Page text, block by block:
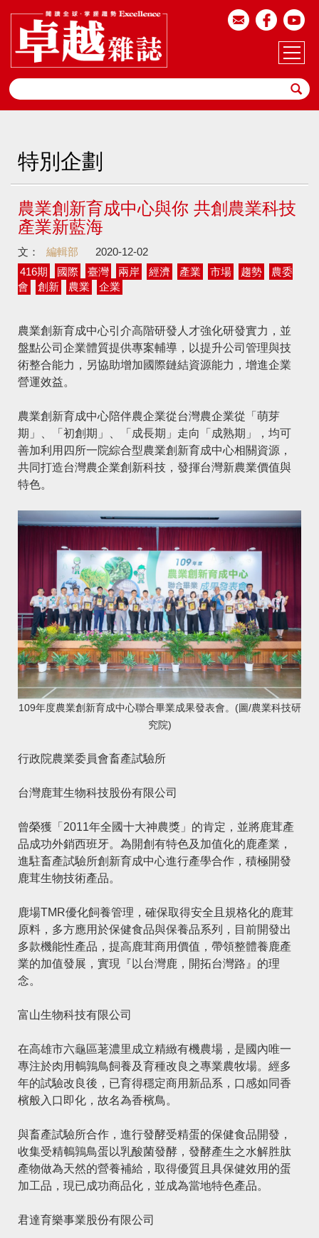
特別企劃
農業創新育成中心與你 共創農業科技
產業新藍海
文： 編輯部
2020-12-02
416期
國際 臺灣 兩岸 經濟 產業 市場 趨勢
農委
會
創新 農業 企業
農業創新育成中心引介高階研發人才強化研發實力，並
盤點公司企業體質提供專案輔導，以提升公司管理與技
術整合能力，另協助增加國際鏈結資源能力，增進企業
營運效益。
農業創新育成中心陪伴農企業從台灣農企業從「萌芽
期」、「初創期」、「成長期」走向「成熟期」，均可
善加利用四所一院綜合型農業創新育成中心相關資源，
共同打造台灣農企業創新科技，發揮台灣新農業價值與
特色。
109年度農業創新育成中心聯合畢業成果發表會。(圖/農業科技研
究院)
行政院農業委員會畜產試驗所
台灣鹿茸生物科技股份有限公司
曾榮獲「2011年全國十大神農獎」的肯定，並將鹿茸產
品成功外銷西班牙。為開創有特色及加值化的鹿產業，
進駐畜產試驗所創新育成中心進行產學合作，積極開發
鹿茸生物技術產品。
鹿場TMR優化飼養管理，確保取得安全且規格化的鹿茸
原料，多方應用於保健食品與保養品系列，目前開發出
多款機能性產品，提高鹿茸商用價值，帶領整體養鹿產
業的加值發展，實現『以台灣鹿，開拓台灣路』的理
念。
富山生物科技有限公司
在高雄市六龜區荖濃里成立精緻有機農場，是國內唯一
專注於肉用鵪鶉鳥飼養及育種改良之專業農牧場。經多
年的試驗改良後，已育得穩定商用新品系，口感如同香
檳般入口即化，故名為香檳鳥。
與畜產試驗所合作，進行發酵受精蛋的保健食品開發，
收集受精鵪鶉鳥蛋以乳酸菌發酵，發酵產生之水解胜肽
產物做為天然的營養補給，取得優質且具保健效用的蛋
加工品，現已成功商品化，並成為當地特色產品。
君達育樂事業股份有限公司